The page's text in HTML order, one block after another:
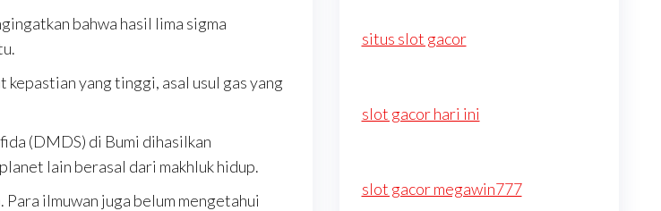
bahwa hasil lima sigma
kepastian yang tinggi, asal usul gas yang
(DMDS) di Bumi dihasilkan
lain berasal dari makhluk hidup.
Para ilmuwan juga belum mengetahui
situs slot gacor
slot gacor hari ini
slot gacor megawin777